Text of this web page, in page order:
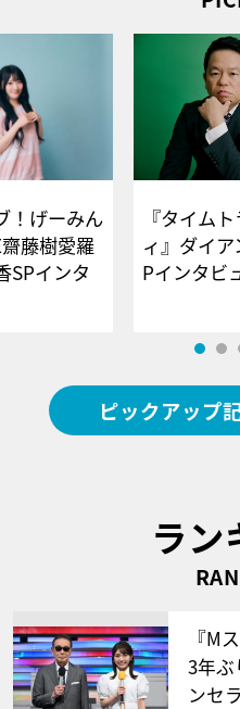
！げーみん
藤樹愛羅
SPインタ
『タイム
ィ』ダイ
Pイン
ピックアップ
ラン
『M
3年ぶ
ンセ